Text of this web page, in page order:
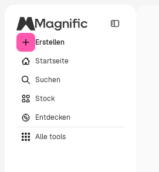
Erstellen
Startseite
Suchen
Stock
Entdecken
Alle tools